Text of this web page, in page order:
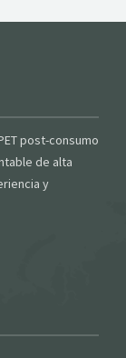
post-consumo
de alta
y